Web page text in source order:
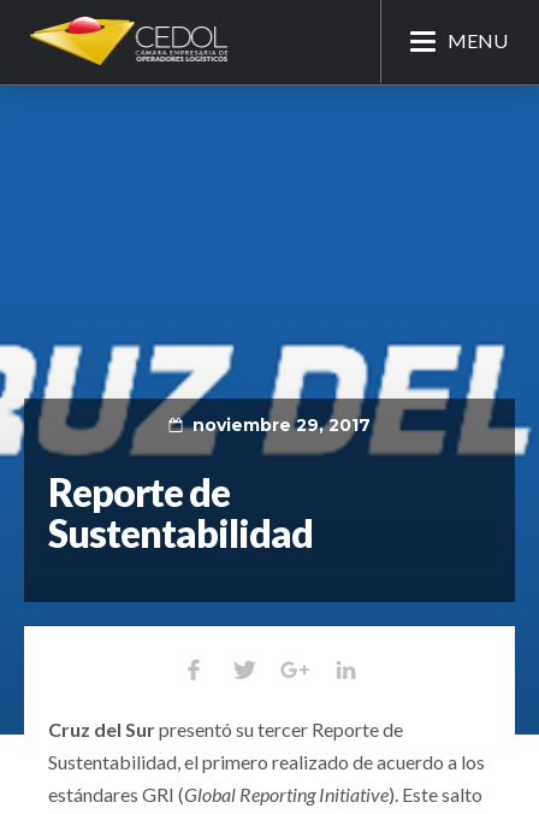
MENU
noviembre 29, 2017
Reporte de
Sustentabilidad
Cruz del Surpresentó su tercer Reporte de
Sustentabilidad, el primero realizado de acuerdo a los
estándares GRI (Global Reporting Initiative). Este salto